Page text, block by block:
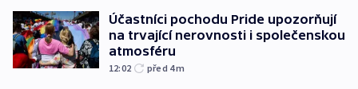
Účastníci pochodu Pride upozorňují
na trvající nerovnosti i společenskou
atmosféru
12:02 před 4m